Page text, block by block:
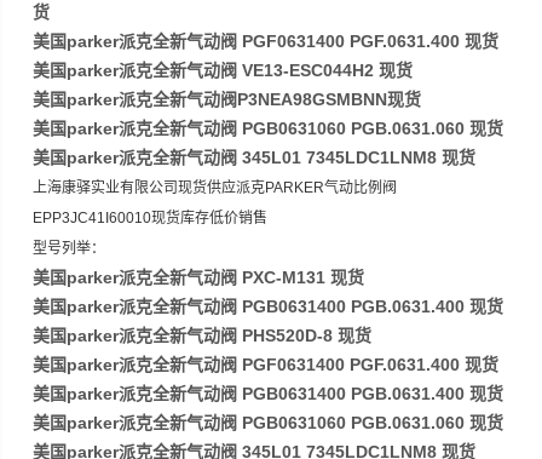
货
美国parker派克全新气动阀 PGF0631400 PGF.0631.400 现货
美国parker派克全新气动阀 VE13-ESC044H2 现货
美国parker派克全新气动阀P3NEA98GSMBNN现货
美国parker派克全新气动阀 PGB0631060 PGB.0631.060 现货
美国parker派克全新气动阀 345L01 7345LDC1LNM8 现货
上海康驿实业有限公司现货供应派克PARKER气动比例阀
EPP3JC41I60010现货库存低价销售
型号列举：
美国parker派克全新气动阀 PXC-M131 现货
美国parker派克全新气动阀 PGB0631400 PGB.0631.400 现货
美国parker派克全新气动阀 PHS520D-8 现货
美国parker派克全新气动阀 PGF0631400 PGF.0631.400 现货
美国parker派克全新气动阀 PGB0631400 PGB.0631.400 现货
美国parker派克全新气动阀 PGB0631060 PGB.0631.060 现货
美国parker派克全新气动阀 345L01 7345LDC1LNM8 现货